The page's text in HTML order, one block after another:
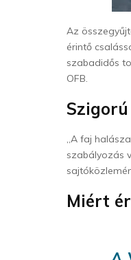
Az
érintő
szabadidős
OFB.
„A faj
szabályozás
Miért